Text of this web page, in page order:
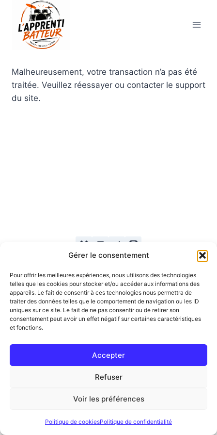
Gérer le consentement
Pour offrir les meilleures expériences, nous utilisons des technologies
telles que les cookies pour stocker et/ou accéder aux informations des
appareils. Le fait de consentir à ces technologies nous permettra de
traiter des données telles que le comportement de navigation ou les ID
uniques sur ce site. Le fait de ne pas consentir ou de retirer son
consentement peut avoir un effet négatif sur certaines caractéristiques
et fonctions.
Accepter
Refuser
Voir les préférences
Politique de cookiesPolitique de confidentialité
contenu
Malheureusement, votre transaction n’a pas été
traitée. Veuillez réessayer ou contacter le support
du site.
Copyright